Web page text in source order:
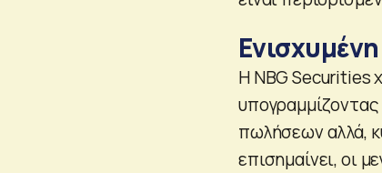
Η NBG Securities
υπογραμμίζοντας
πωλήσεων αλλά,
επισημαίνει, οι